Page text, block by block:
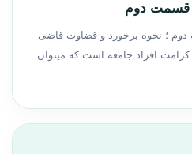
قسمت دوم
؛ نحوه برخورد و قضاوت قاضی
کرامت افراد جامعه است که میتوان…